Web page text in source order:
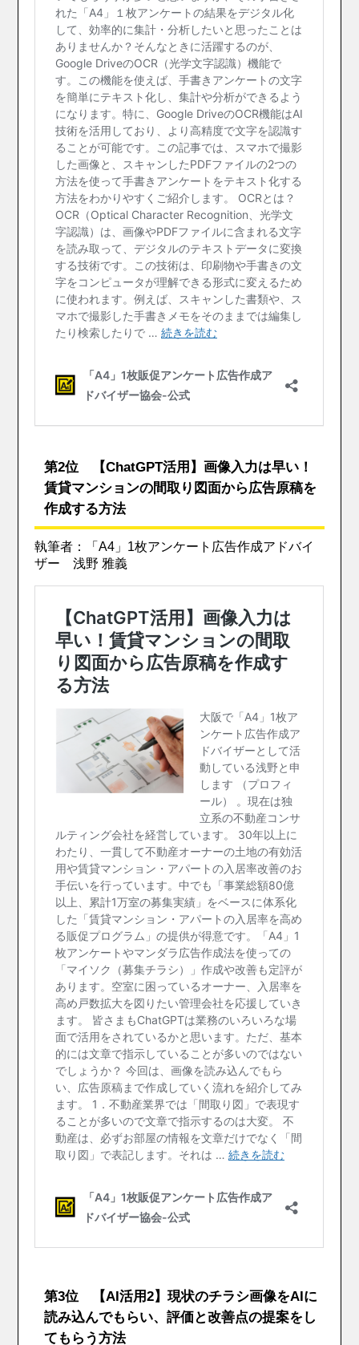
第2位 【ChatGPT活用】画像入力は早い！
賃貸マンションの間取り図面から広告原稿を
作成する方法
執筆者：「A4」1枚アンケート広告作成アドバイ
ザー 浅野 雅義
第3位 【AI活用2】現状のチラシ画像をAIに
読み込んでもらい、評価と改善点の提案をし
てもらう方法